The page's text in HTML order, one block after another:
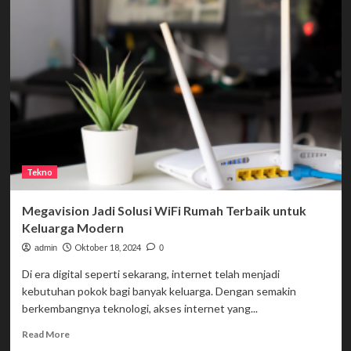
Cepat
Habis?
Temukan
Solusinya!
Tekno
Megavision Jadi Solusi WiFi Rumah Terbaik untuk
Keluarga Modern
admin Oktober 18, 2024 0
Di era digital seperti sekarang, internet telah menjadi
kebutuhan pokok bagi banyak keluarga. Dengan semakin
berkembangnya teknologi, akses internet yang...
Read MoreRead